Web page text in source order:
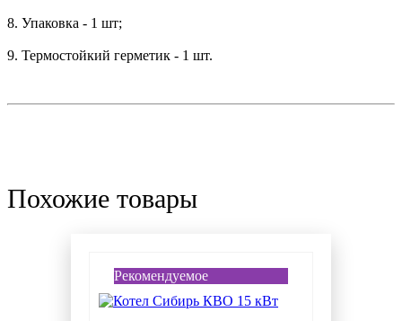
8. Упаковка - 1 шт;
9. Термостойкий герметик - 1 шт.
Похожие товары
Рекомендуемое